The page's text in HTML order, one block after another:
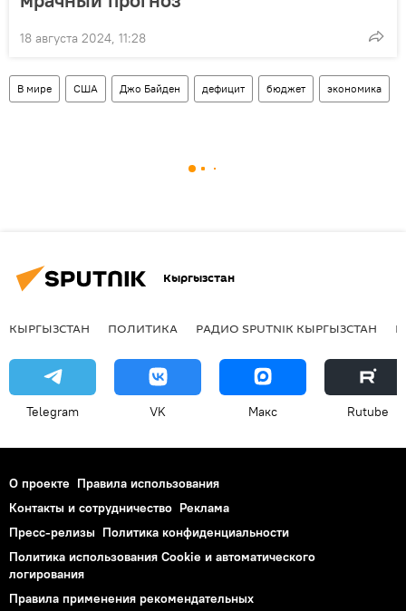
18 августа 2024, 11:28
В мире США Джо Байден дефицит бюджет экономика
Кыргызстан
КЫРГЫЗСТАН ПОЛИТИКА РАДИО SPUTNIK КЫРГЫЗСТАН
Telegram VK Макс Rutube
О проекте Правила использования
Контакты и сотрудничество Реклама
Пресс-релизы Политика конфиденциальности
Политика использования Cookie и автоматического
логирования
Правила применения рекомендательных